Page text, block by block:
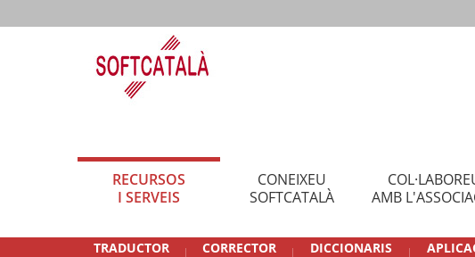
RECURSOS
I SERVEIS
CONEIXEU
SOFTCATALÀ
AMB
TRADUCTOR CORRECTOR DICCIONARIS